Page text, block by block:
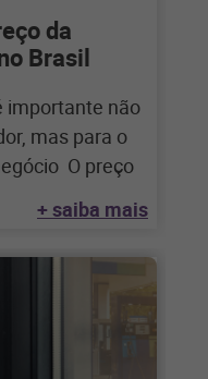
da
Brasil
importante não
mas para o
O preço
+ saiba mais